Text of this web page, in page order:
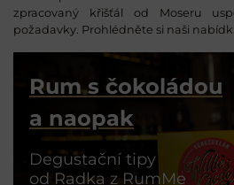
zpracovaný křišťál od Moseru
požadavky. Prohlédněte si naši
Rum s čokoládou
a naopak
Degustační tipy
od Radka z RumMe